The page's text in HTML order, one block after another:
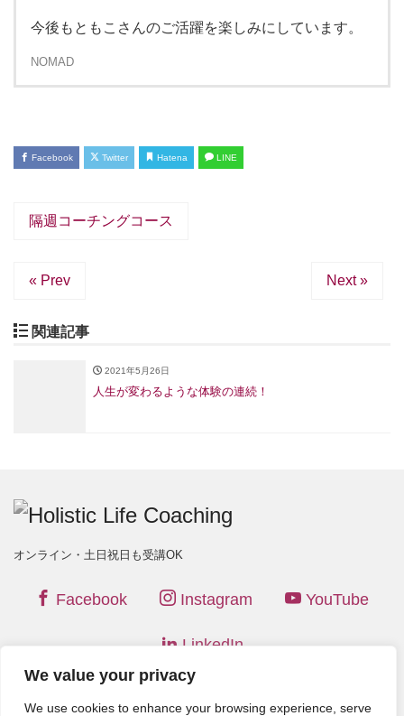
We value your privacy
We use cookies to enhance your browsing experience, serve
今後もともこさんのご活躍を楽しみにしています。
NOMAD
Facebook Twitter Hatena LINE
隔週コーチングコース
« Prev Next »
関連記事
2021年5月26日
人生が変わるような体験の連続！
オンライン・土日祝日も受講OK
Facebook Instagram YouTube
LinkedIn